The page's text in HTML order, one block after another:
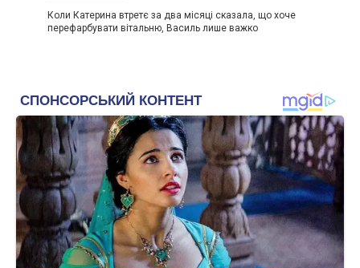
Коли Катерина втретє за два місяці сказала, що хоче
перефарбувати вітальню, Василь лише важко